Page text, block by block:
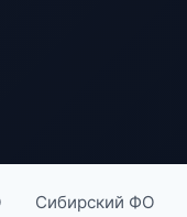
Сибирский ФО